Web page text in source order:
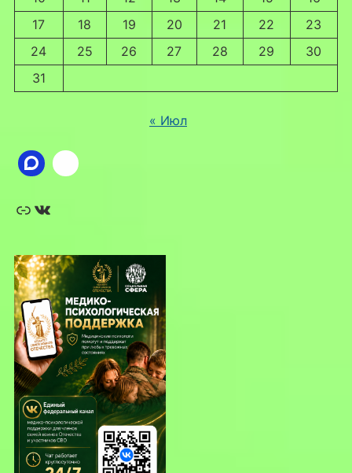
17
18 19 20 21 22
23
24
25 26 27 28 29
30
31
« Июл
Ссылка